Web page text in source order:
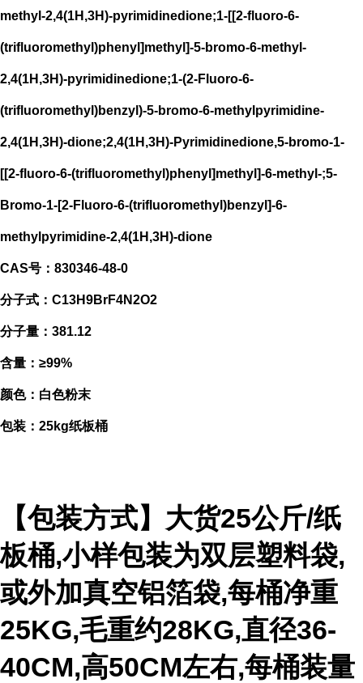
methyl-2,4(1H,3H)-pyrimidinedione;1-[[2-fluoro-6-
(trifluoromethyl)phenyl]methyl]-5-bromo-6-methyl-
2,4(1H,3H)-pyrimidinedione;1-(2-Fluoro-6-
(trifluoromethyl)benzyl)-5-bromo-6-methylpyrimidine-
2,4(1H,3H)-dione;2,4(1H,3H)-Pyrimidinedione,5-bromo-1-
[[2-fluoro-6-(trifluoromethyl)phenyl]methyl]-6-methyl-;5-
Bromo-1-[2-Fluoro-6-(trifluoromethyl)benzyl]-6-
methylpyrimidine-2,4(1H,3H)-dione
CAS号：830346-48-0
分子式：C13H9BrF4N2O2
分子量：381.12
含量：≥99%
颜色：白色粉末
包装：25kg纸板桶
【包装方式】大货25公斤/纸
板桶,小样包装为双层塑料袋,
或外加真空铝箔袋,每桶净重
25KG,毛重约28KG,直径36-
40CM,高50CM左右,每桶装量